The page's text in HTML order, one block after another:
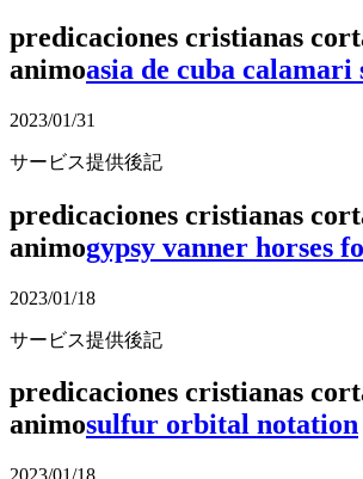
predicaciones cristianas
animoasia de cuba calamari
2023/01/31
サービス提供後記
predicaciones cristianas
animogypsy vanner horses
2023/01/18
サービス提供後記
predicaciones cristianas
animosulfur orbital notation